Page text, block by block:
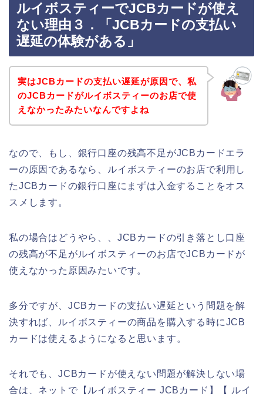
ルイボスティーでJCBカードが使え
ない理由３．「JCBカードの支払い
遅延の体験がある」
実はJCBカードの支払い遅延が原因で、私
のJCBカードがルイボスティーのお店で使
えなかったみたいなんですよね
なので、もし、銀行口座の残高不足がJCBカードエラ
ーの原因であるなら、ルイボスティーのお店で利用し
たJCBカードの銀行口座にまずは入金することをオス
スメします。
私の場合はどうやら、、JCBカードの引き落とし口座
の残高が不足がルイボスティーのお店でJCBカードが
使えなかった原因みたいです。
多分ですが、JCBカードの支払い遅延という問題を解
決すれば、ルイボスティーの商品を購入する時にJCB
カードは使えるようになると思います。
それでも、JCBカードが使えない問題が解決しない場
合は、ネットで【ルイボスティー JCBカード】【 ルイ